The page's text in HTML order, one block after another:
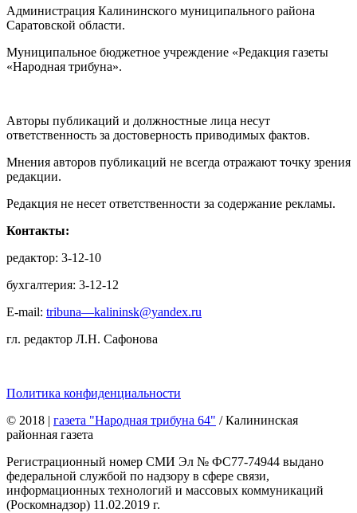
Администрация Калининского муниципального района
Саратовской области.
Муниципальное бюджетное учреждение «Редакция газеты
«Народная трибуна».
Авторы публикаций и должностные лица несут
ответственность за достоверность приводимых фактов.
Мнения авторов публикаций не всегда отражают точку зрения
редакции.
Редакция не несет ответственности за содержание рекламы.
Контакты:
редактор: 3-12-10
бухгалтерия: 3-12-12
E-mail: tribuna—kalininsk@yandex.ru
гл. редактор Л.Н. Сафонова
Политика конфиденциальности
© 2018 | газета "Народная трибуна 64" / Калининская
районная газета
Регистрационный номер СМИ Эл № ФС77-74944 выдано
федеральной службой по надзору в сфере связи,
информационных технологий и массовых коммуникаций
(Роскомнадзор) 11.02.2019 г.